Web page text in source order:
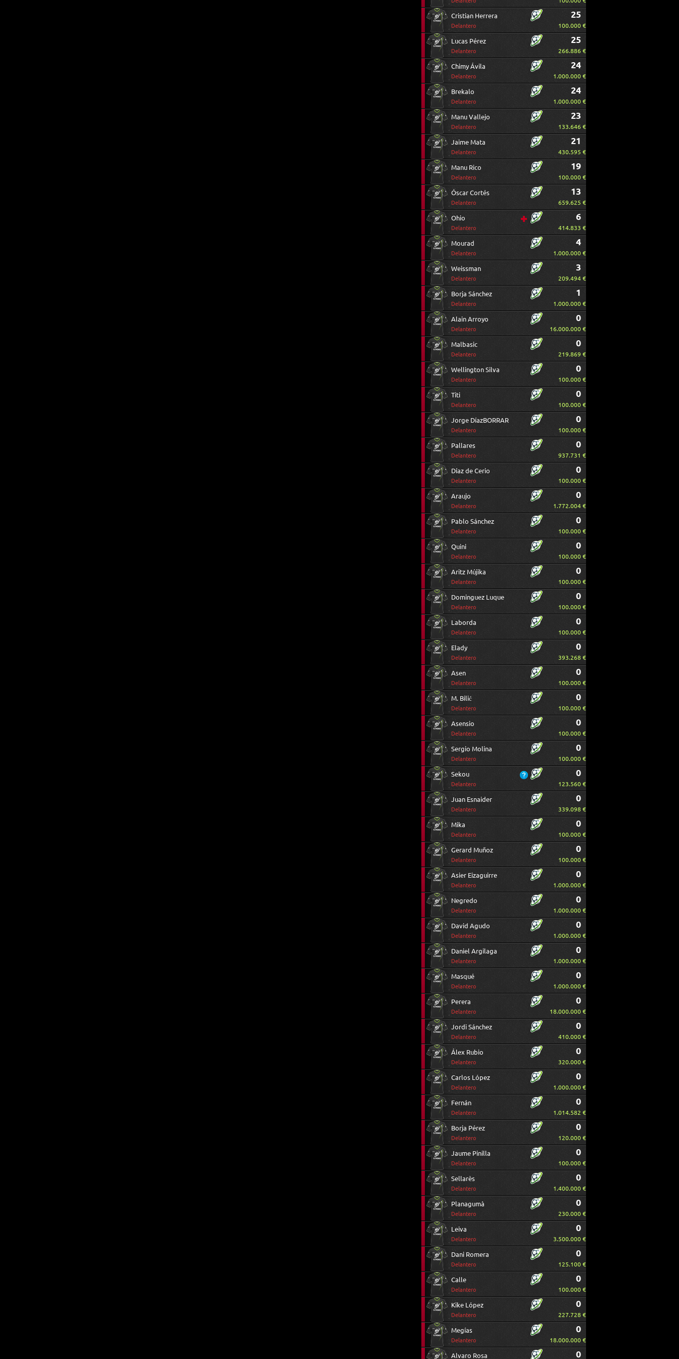
Cristian Herrera
Delantero
25
100.000 €
Lucas Pérez
Delantero
25
266.886 €
Chimy Ávila
Delantero
24
1.000.000 €
Brekalo
Delantero
24
1.000.000 €
Manu Vallejo
Delantero
23
133.646 €
Jaime Mata
Delantero
21
430.595 €
Manu Rico
Delantero
19
100.000 €
Óscar Cortés
Delantero
13
659.625 €
Ohio
Delantero
6
414.833 €
Mourad
Delantero
4
1.000.000 €
Weissman
Delantero
3
209.494 €
Borja Sánchez
Delantero
1
1.000.000 €
Alain Arroyo
Delantero
0
16.000.000 €
Malbasic
Delantero
0
219.869 €
Wellington Silva
Delantero
0
100.000 €
Titi
Delantero
0
100.000 €
Jorge DíazBORRAR
Delantero
0
100.000 €
Pallares
Delantero
0
937.731 €
Díaz de Cerio
Delantero
0
100.000 €
Araujo
Delantero
0
1.772.004 €
Pablo Sánchez
Delantero
0
100.000 €
Quini
Delantero
0
100.000 €
Aritz Mújika
Delantero
0
100.000 €
Dominguez Luque
Delantero
0
100.000 €
Laborda
Delantero
0
100.000 €
Elady
Delantero
0
393.268 €
Asen
Delantero
0
100.000 €
M. Bilić
Delantero
0
100.000 €
Asensio
Delantero
0
100.000 €
Sergio Molina
Delantero
0
100.000 €
Sekou
Delantero
0
123.560 €
Juan Esnaider
Delantero
0
339.098 €
Mika
Delantero
0
100.000 €
Gerard Muñoz
Delantero
0
100.000 €
Asier Eizaguirre
Delantero
0
1.000.000 €
Negredo
Delantero
0
1.000.000 €
David Agudo
Delantero
0
1.000.000 €
Daniel Argilaga
Delantero
0
1.000.000 €
Masqué
Delantero
0
1.000.000 €
Perera
Delantero
0
18.000.000 €
Jordi Sánchez
Delantero
0
410.000 €
Álex Rubio
Delantero
0
320.000 €
Carlos López
Delantero
0
1.000.000 €
Fernán
Delantero
0
1.014.582 €
Borja Pérez
Delantero
0
120.000 €
Jaume Pinilla
Delantero
0
100.000 €
Sellarès
Delantero
0
1.400.000 €
Planagumà
Delantero
0
230.000 €
Leiva
Delantero
0
3.500.000 €
Dani Romera
Delantero
0
125.100 €
Calle
Delantero
0
100.000 €
Kike López
Delantero
0
227.728 €
Megías
Delantero
0
18.000.000 €
Alvaro Rosa 0